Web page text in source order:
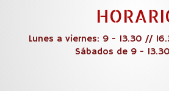
Lunes a viernes: 9 - 13.30 //
Sábados de 9 -